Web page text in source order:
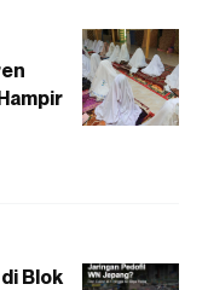
Blok